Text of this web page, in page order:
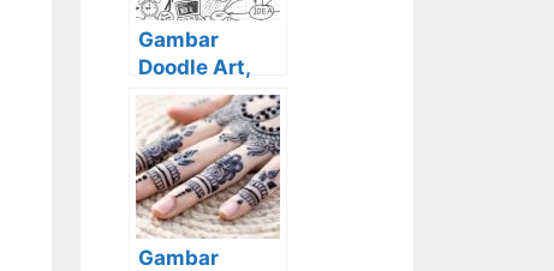
Gambar
Doodle Art,
Simple, Keren,
Lucu dan
Cara
Membuatnya
Gambar